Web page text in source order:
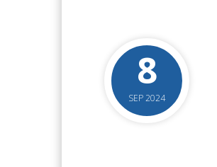
8
SEP 2024